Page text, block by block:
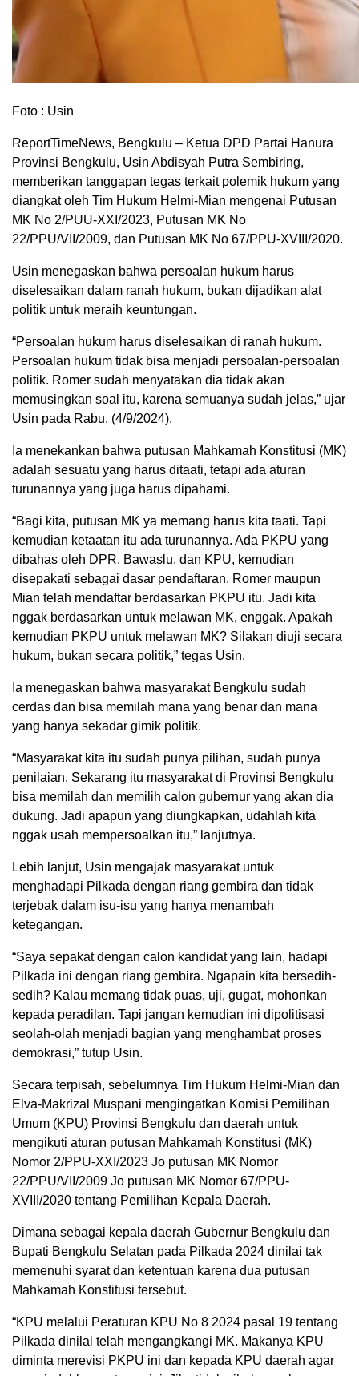
Foto : Usin
ReportTimeNews, Bengkulu – Ketua DPD Partai Hanura
Provinsi Bengkulu, Usin Abdisyah Putra Sembiring,
memberikan tanggapan tegas terkait polemik hukum yang
diangkat oleh Tim Hukum Helmi-Mian mengenai Putusan
MK No 2/PUU-XXI/2023, Putusan MK No
22/PPU/VII/2009, dan Putusan MK No 67/PPU-XVIII/2020.
Usin menegaskan bahwa persoalan hukum harus
diselesaikan dalam ranah hukum, bukan dijadikan alat
politik untuk meraih keuntungan.
“Persoalan hukum harus diselesaikan di ranah hukum.
Persoalan hukum tidak bisa menjadi persoalan-persoalan
politik. Romer sudah menyatakan dia tidak akan
memusingkan soal itu, karena semuanya sudah jelas,” ujar
Usin pada Rabu, (4/9/2024).
Ia menekankan bahwa putusan Mahkamah Konstitusi (MK)
adalah sesuatu yang harus ditaati, tetapi ada aturan
turunannya yang juga harus dipahami.
“Bagi kita, putusan MK ya memang harus kita taati. Tapi
kemudian ketaatan itu ada turunannya. Ada PKPU yang
dibahas oleh DPR, Bawaslu, dan KPU, kemudian
disepakati sebagai dasar pendaftaran. Romer maupun
Mian telah mendaftar berdasarkan PKPU itu. Jadi kita
nggak berdasarkan untuk melawan MK, enggak. Apakah
kemudian PKPU untuk melawan MK? Silakan diuji secara
hukum, bukan secara politik,” tegas Usin.
Ia menegaskan bahwa masyarakat Bengkulu sudah
cerdas dan bisa memilah mana yang benar dan mana
yang hanya sekadar gimik politik.
“Masyarakat kita itu sudah punya pilihan, sudah punya
penilaian. Sekarang itu masyarakat di Provinsi Bengkulu
bisa memilah dan memilih calon gubernur yang akan dia
dukung. Jadi apapun yang diungkapkan, udahlah kita
nggak usah mempersoalkan itu,” lanjutnya.
Lebih lanjut, Usin mengajak masyarakat untuk
menghadapi Pilkada dengan riang gembira dan tidak
terjebak dalam isu-isu yang hanya menambah
ketegangan.
“Saya sepakat dengan calon kandidat yang lain, hadapi
Pilkada ini dengan riang gembira. Ngapain kita bersedih-
sedih? Kalau memang tidak puas, uji, gugat, mohonkan
kepada peradilan. Tapi jangan kemudian ini dipolitisasi
seolah-olah menjadi bagian yang menghambat proses
demokrasi,” tutup Usin.
Secara terpisah, sebelumnya Tim Hukum Helmi-Mian dan
Elva-Makrizal Muspani mengingatkan Komisi Pemilihan
Umum (KPU) Provinsi Bengkulu dan daerah untuk
mengikuti aturan putusan Mahkamah Konstitusi (MK)
Nomor 2/PPU-XXI/2023 Jo putusan MK Nomor
22/PPU/VII/2009 Jo putusan MK Nomor 67/PPU-
XVIII/2020 tentang Pemilihan Kepala Daerah.
Dimana sebagai kepala daerah Gubernur Bengkulu dan
Bupati Bengkulu Selatan pada Pilkada 2024 dinilai tak
memenuhi syarat dan ketentuan karena dua putusan
Mahkamah Konstitusi tersebut.
“KPU melalui Peraturan KPU No 8 2024 pasal 19 tentang
Pilkada dinilai telah mengangkangi MK. Makanya KPU
diminta merevisi PKPU ini dan kepada KPU daerah agar